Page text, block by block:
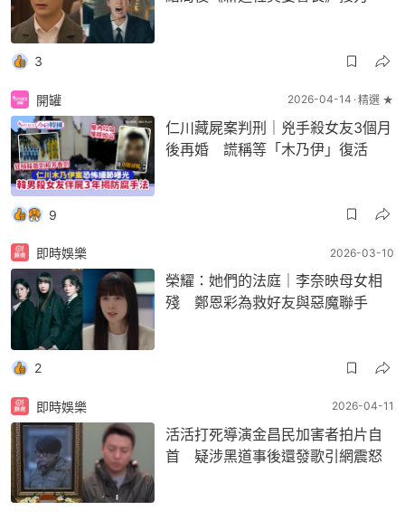
3
開罐 2026-04-14 精選 ★
仁川藏屍案判刑｜兇手殺女友3個月
後再婚 謊稱等「木乃伊」復活
9
即時娛樂 2026-03-10
榮耀：她們的法庭｜李奈映母女相
殘 鄭恩彩為救好友與惡魔聯手
2
即時娛樂 2026-04-11
活活打死導演金昌民加害者拍片自
首 疑涉黑道事後還發歌引網震怒